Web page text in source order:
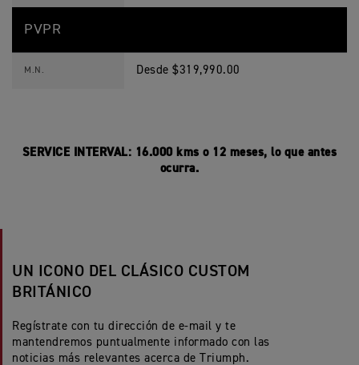
PVPR
M.N. Desde $319,990.00
SERVICE INTERVAL: 16.000 kms o 12 meses, lo que antes
ocurra.
UN ICONO DEL CLÁSICO CUSTOM
BRITÁNICO
Regístrate con tu dirección de e-mail y te
mantendremos puntualmente informado con las
noticias más relevantes acerca de Triumph.